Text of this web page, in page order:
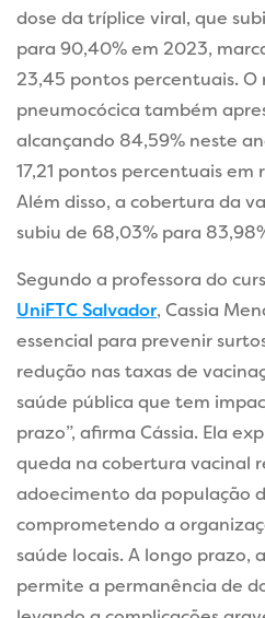
dose da tríplice viral, que
para 90,40% em 2023,
23,45 pontos percentuais. O
pneumocócica também
alcançando 84,59% neste
17,21 pontos percentuais em
Além disso, a cobertura da
subiu de 68,03% para
Segundo a professora do
UniFTC Salvador, Cassia
essencial para prevenir
redução nas taxas de
saúde pública que tem
prazo”, afirma Cássia. Ela
queda na cobertura vacinal
adoecimento da população
comprometendo a
saúde locais. A longo prazo,
permite a permanência de